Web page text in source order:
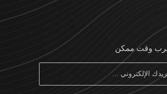
وقت ممكن